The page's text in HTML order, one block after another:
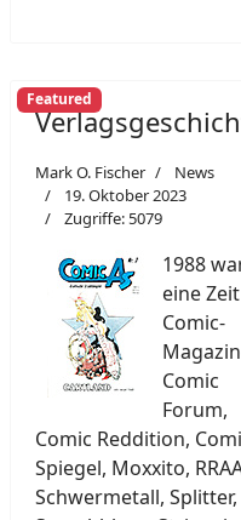
Featured
Mark O. Fischer
News
19. Oktober 2023
Zugriffe: 5079
1988
eine
Comic-
Comic
Forum,
Comic Reddition,
Spiegel, Moxxito,
Schwermetall,